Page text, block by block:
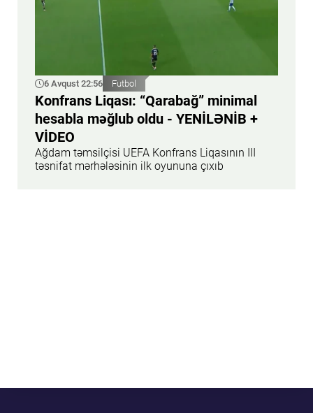
6 Avqust 22:56 Futbol
Konfrans Liqası: “Qarabağ” minimal
hesabla məğlub oldu - YENİLƏNİB +
VİDEO
Ağdam təmsilçisi UEFA Konfrans Liqasının III
təsnifat mərhələsinin ilk oyununa çıxıb